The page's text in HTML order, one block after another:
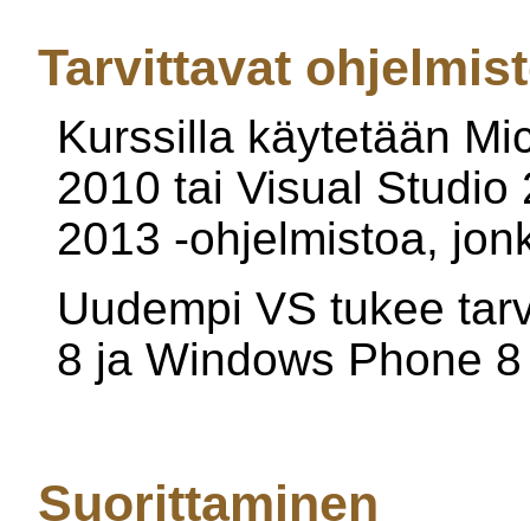
Tarvittavat
Kurssilla käytetään
2010 tai Visual
2013 -ohjelmistoa,
Uudempi VS tukee
8 ja Windows Phone
Suorittaminen